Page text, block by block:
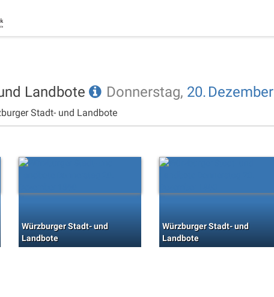
Landbote Donnerstag, 20. Dezember
Stadt- und Landbote
Würzburger Stadt- und
Landbote
Würzburger Stadt- und
Landbote